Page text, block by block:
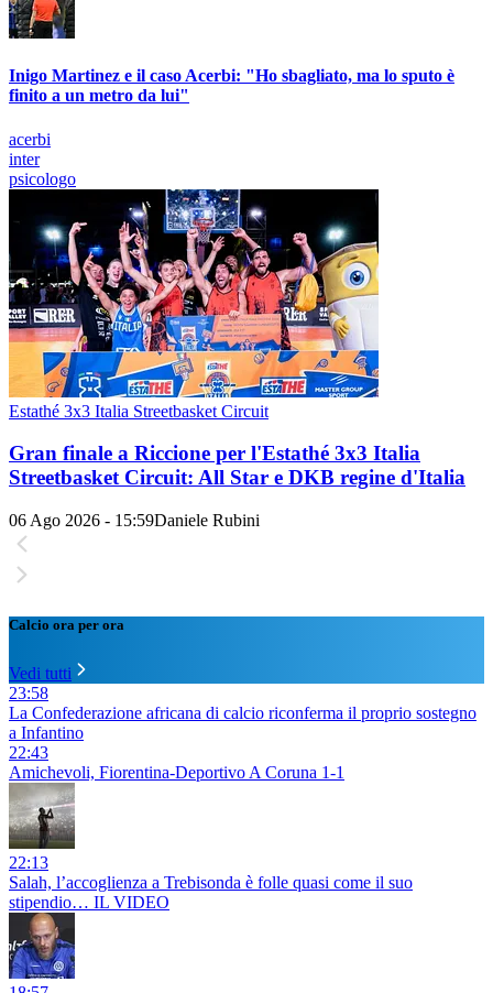
Inigo Martinez e il caso Acerbi: "Ho sbagliato, ma lo sputo è
finito a un metro da lui"
acerbi
inter
psicologo
Estathé 3x3 Italia Streetbasket Circuit
Gran finale a Riccione per l'Estathé 3x3 Italia
Streetbasket Circuit: All Star e DKB regine d'Italia
06 Ago 2026 - 15:59Daniele Rubini
Calcio ora per ora
Vedi tutti
23:58
La Confederazione africana di calcio riconferma il proprio sostegno
a Infantino
22:43
Amichevoli, Fiorentina-Deportivo A Coruna 1-1
22:13
Salah, l’accoglienza a Trebisonda è folle quasi come il suo
stipendio… IL VIDEO